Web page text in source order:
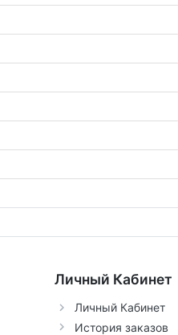
Личный Кабинет
Личный Кабинет
История заказов